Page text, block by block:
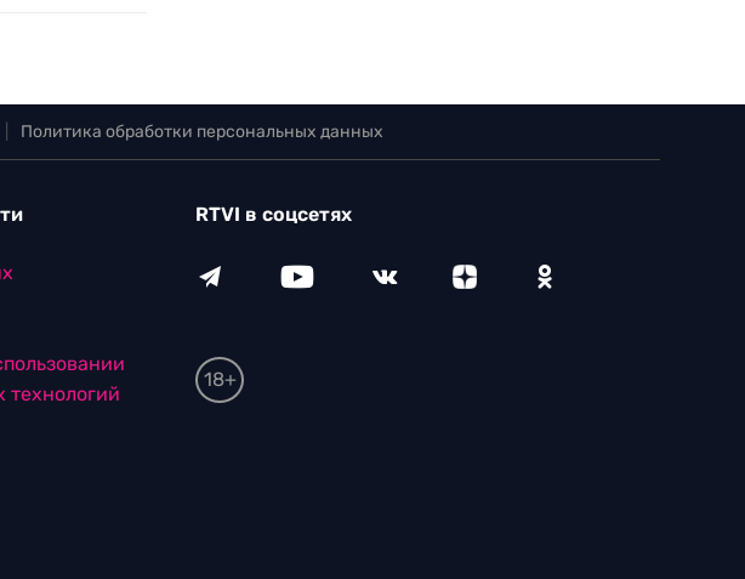
Политика обработки персональных данных
технологий
RTVI в соцсетях
18+